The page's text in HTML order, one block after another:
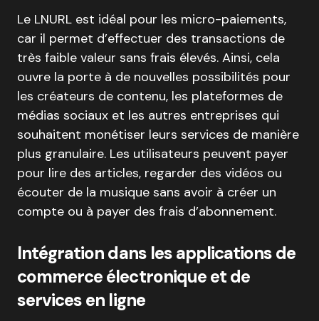
Le LNURL est idéal pour les micro-paiements,
car il permet d’effectuer des transactions de
très faible valeur sans frais élevés. Ainsi, cela
ouvre la porte à de nouvelles possibilités pour
les créateurs de contenu, les plateformes de
médias sociaux et les autres entreprises qui
souhaitent monétiser leurs services de manière
plus granulaire. Les utilisateurs peuvent payer
pour lire des articles, regarder des vidéos ou
écouter de la musique sans avoir à créer un
compte ou à payer des frais d’abonnement.
Intégration dans les applications de
commerce électronique et de
services en ligne